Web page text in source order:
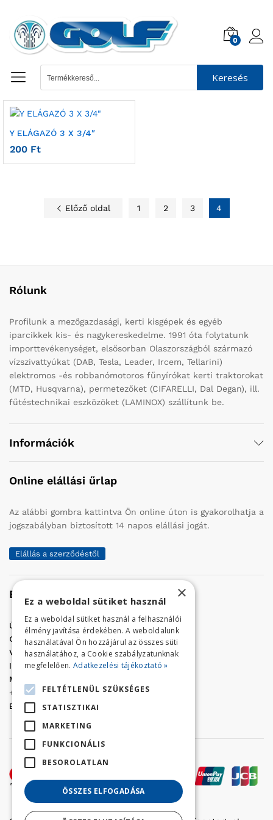
0
Keresés
Y ELÁGAZÓ 3 X 3/4″
200 Ft
Előző oldal 1 2 3 4
Rólunk
Profilunk a mezőgazdasági, kerti kisgépek és egyéb
iparcikkek kis- és nagykereskedelme. 1991 óta folytatunk
importtevékenységet, elsősorban Olaszországból származó
vízszivattyúkat (DAB, Tesla, Leader, Ircem, Tellarini)
elektromos -és robbanómotoros fűnyírókat kerti traktorokat
(MTD, Husqvarna), permetezőket (CIFARELLI, Dal Degan), ill.
fűtéstechnikai eszközöket (LAMINOX) szállítunk be.
Információk
Online elállási űrlap
Az alábbi gombra kattintva Ön online úton is gyakorolhatja a
jogszabályban biztosított 14 napos elállási jogát.
Elállás a szerződéstől
Elérhetőség
Üzletünk címe:
Szolnok, Vércse út 17.
Golf Center Áruház:06 (56) 423-324
VÁR-Kert Áruház: 06 (56) 429-771
Iroda:06 (56) 421-857
Megrendelés, termék információ:
+36 (70) 938-3356
E-mail:
golfaruhaz@gmail.com
×
Ez a weboldal sütiket használ
Ez a weboldal sütiket használ a felhasználói
élmény javítása érdekében. A weboldalunk
használatával Ön hozzájárul az összes süti
használatához, a Cookie szabályzatunknak
megfelelően. Adatkezelési tájékoztató »
FELTÉTLENÜL SZÜKSÉGES
STATISZTIKAI
MARKETING
FUNKCIONÁLIS
BESOROLATLAN
ÖSSZES ELFOGADÁSA